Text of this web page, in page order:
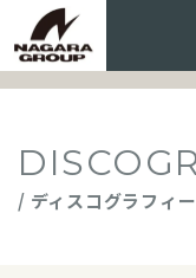
/ ディスコグラフィー